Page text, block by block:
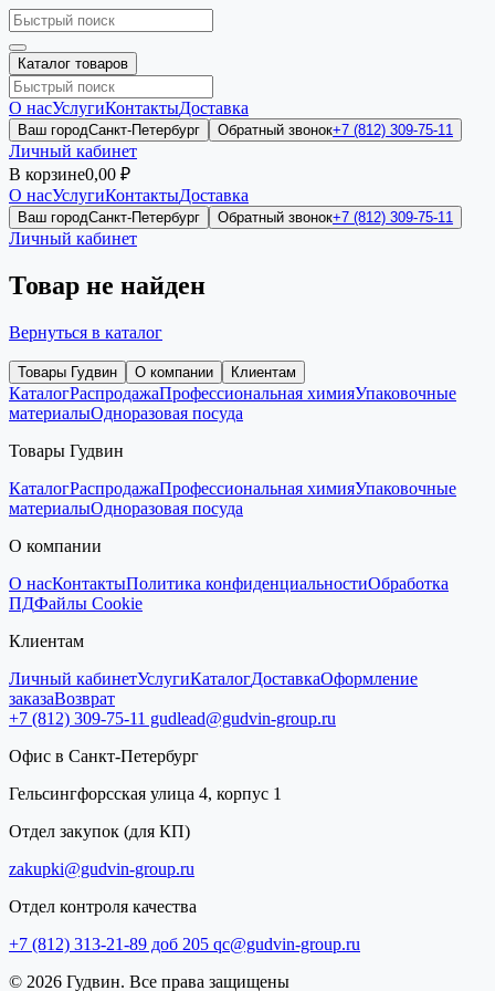
Каталог товаров
О насУслугиКонтактыДоставка
Ваш городСанкт-Петербург Обратный звонок+7 (812) 309-75-11
Личный кабинет
В корзине0,00 ₽
О насУслугиКонтактыДоставка
Ваш городСанкт-Петербург Обратный звонок+7 (812) 309-75-11
Личный кабинет
Товар не найден
Вернуться в каталог
Товары Гудвин О компании Клиентам
КаталогРаспродажаПрофессиональная химияУпаковочные
материалыОдноразовая посуда
Товары Гудвин
КаталогРаспродажаПрофессиональная химияУпаковочные
материалыОдноразовая посуда
О компании
О насКонтактыПолитика конфиденциальностиОбработка
ПДФайлы Cookie
Клиентам
Личный кабинетУслугиКаталогДоставкаОформление
заказаВозврат
+7 (812) 309-75-11 gudlead@gudvin-group.ru
Офис в Санкт-Петербург
Гельсингфорсская улица 4, корпус 1
Отдел закупок (для КП)
zakupki@gudvin-group.ru
Отдел контроля качества
+7 (812) 313-21-89 доб 205 qc@gudvin-group.ru
© 2026 Гудвин. Все права защищены